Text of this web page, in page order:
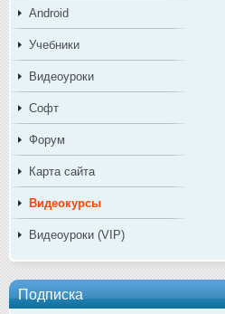
Android
Учебники
Видеоуроки
Софт
Форум
Карта сайта
Видеокурсы
Видеоуроки (VIP)
Подписка